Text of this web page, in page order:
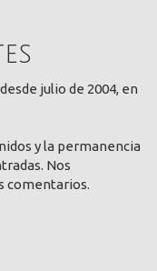
julio de 2004, en
y la permanencia
Nos
comentarios.